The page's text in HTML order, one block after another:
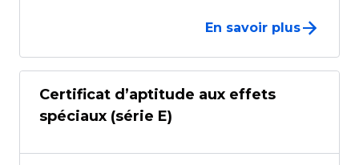
En savoir plus
Certificat d’aptitude aux effets
spéciaux (série E)